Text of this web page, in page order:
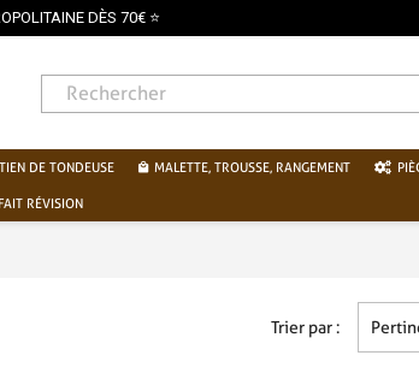
DÈS 70€ ⭐
DE TONDEUSE MALETTE, TROUSSE, RANGEMENT
RÉVISION
Trier par :